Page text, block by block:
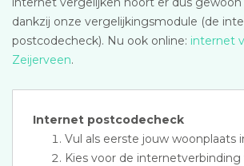
dankzij onze vergelijkingsmodule (de
postcodecheck). Nu ook online: internet
Zeijerveen.
Internet postcodecheck
Vul als eerste jouw woonplaats
Kies voor de internetverbinding